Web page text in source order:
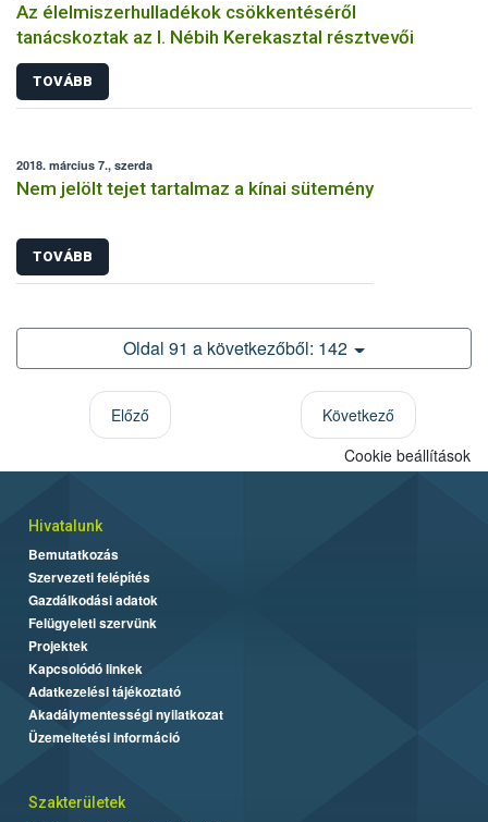
Az élelmiszerhulladékok csökkentéséről
tanácskoztak az I. Nébih Kerekasztal résztvevői
TOVÁBB
2018. március 7., szerda
Nem jelölt tejet tartalmaz a kínai sütemény
TOVÁBB
Oldal 91 a következőből: 142
Előző
Következő
Cookie beállítások
Hivatalunk
Bemutatkozás
Szervezeti felépítés
Gazdálkodási adatok
Felügyeleti szervünk
Projektek
Kapcsolódó linkek
Adatkezelési tájékoztató
Akadálymentességi nyilatkozat
Üzemeltetési információ
Szakterületek